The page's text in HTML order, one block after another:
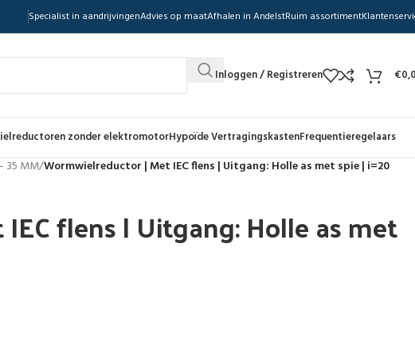
Specialist in aandrijvingenAdvies op maatAfhalen in AndelstRuim assortiment
Inloggen / Registreren €
zonder elektromotorHypoïde VertragingskastenFrequentieregelaars
35 MM/Wormwielreductor | Met IEC flens | Uitgang: Holle as met spie | i=20
flens | Uitgang: Holle as met